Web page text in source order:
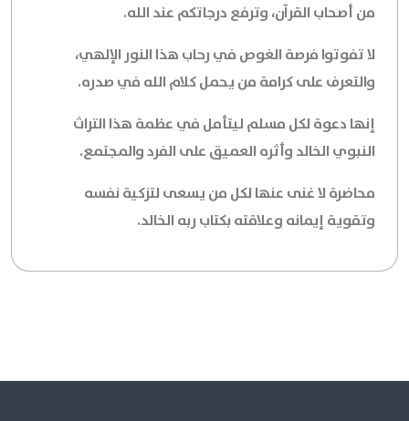
من أصحاب القرآن، وترفع درجاتكم عند الله.
لا تفوتوا فرصة الغوص في رحاب هذا النور الإلهي،
والتعرف على كرامة من يحمل كلام الله في صدره.
إنها دعوة لكل مسلم ليتأمل في عظمة هذا التراث
النبوي الخالد وأثره العميق على الفرد والمجتمع.
محاضرة لا غنى عنها لكل من يسعى لتزكية نفسه
وتقوية إيمانه وعلاقته بكتاب ربه الخالد.